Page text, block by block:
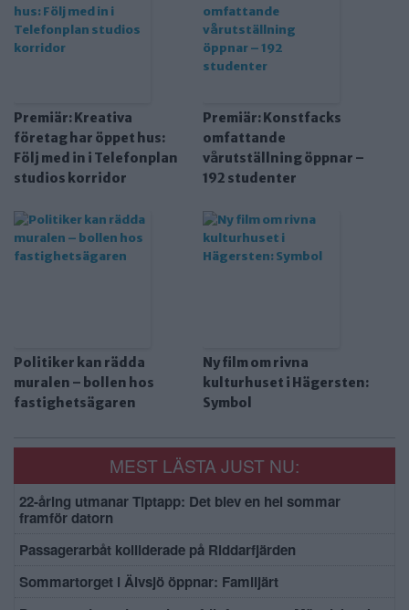
Premiär: Kreativa
företag har öppet hus:
Följ med in i Telefonplan
studios korridor
Premiär: Konstfacks
omfattande
vårutställning öppnar –
192 studenter
Politiker kan rädda
muralen – bollen hos
fastighetsägaren
Ny film om rivna
kulturhuset i Hägersten:
Symbol
MEST LÄSTA JUST NU:
22-åring utmanar Tiptapp: Det blev en hel sommar
framför datorn
Passagerarbåt kolliderade på Riddarfjärden
Sommartorget i Älvsjö öppnar: Familjärt